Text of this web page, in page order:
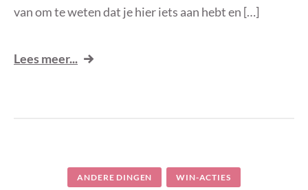
van om te weten dat je hier iets aan hebt en […]
Lees meer...
ANDERE DINGEN WIN-ACTIES